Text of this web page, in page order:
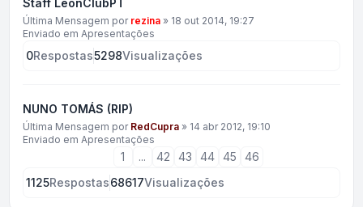
Staff LeonClubPT
Última Mensagem por rezina » 18 out 2014, 19:27
Enviado em Apresentações
0Respostas5298Visualizações
NUNO TOMÁS (RIP)
Última Mensagem por RedCupra » 14 abr 2012, 19:10
Enviado em Apresentações
1 ... 42 43 44 45
46
1125Respostas68617Visualizações